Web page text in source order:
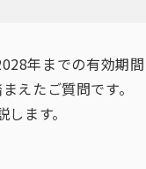
年までの有効期間
えたご質問です。
ます。